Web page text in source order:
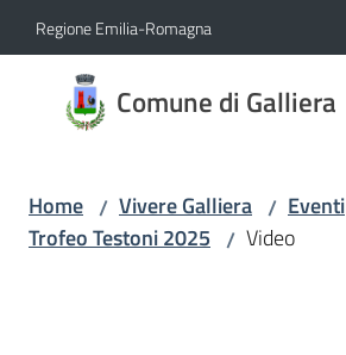
Vai al contenuto
Vai alla navigazione
Vai al footer
Regione Emilia-Romagna
Comune di Galliera
Comune
di
Home / Vivere Galliera / Eventi
Trofeo Testoni 2025 / Video